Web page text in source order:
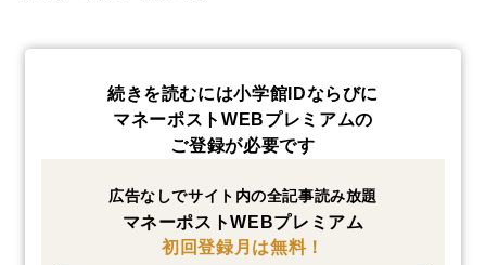
続きを読むには小学館IDならびに
マネーポストWEBプレミアムの
ご登録が必要です
広告なしでサイト内の全記事読み放題
マネーポストWEBプレミアム
初回登録月は無料！